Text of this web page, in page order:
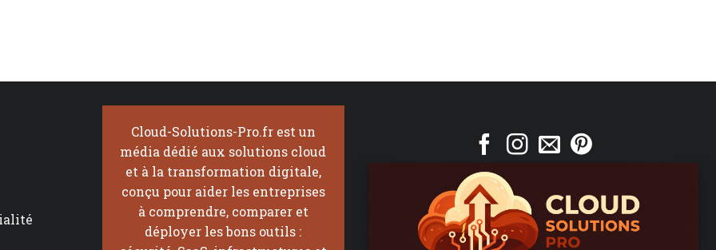
Cloud-Solutions-Pro.fr est un
média dédié aux solutions cloud
et à la transformation digitale,
conçu pour aider les entreprises
à comprendre, comparer et
déployer les bons outils :